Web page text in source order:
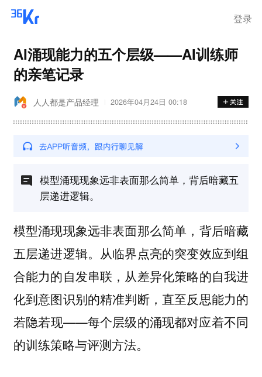
登录
AI涌现能力的五个层级——AI训练师
的亲笔记录
人人都是产品经理 2026年04月24日 00:18
模型涌现现象远非表面那么简单，背后暗藏五
层递进逻辑。
模型涌现现象远非表面那么简单，背后暗藏
五层递进逻辑。从临界点亮的突变效应到组
合能力的自发串联，从差异化策略的自我进
化到意图识别的精准判断，直至反思能力的
若隐若现——每个层级的涌现都对应着不同
的训练策略与评测方法。